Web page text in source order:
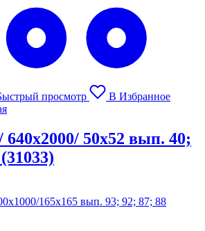
просмотр
В Избранное
640х2000/ 50х52 вып. 40;